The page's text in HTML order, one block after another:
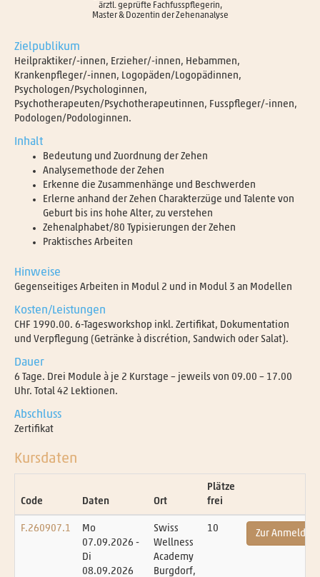
ärztl. geprüfte Fachfusspflegerin,
Master & Dozentin der Zehenanalyse
Zielpublikum
Heilpraktiker/-innen, Erzieher/-innen, Hebammen,
Krankenpfleger/-innen, Logopäden/Logopädinnen,
Psychologen/Psychologinnen,
Psychotherapeuten/Psychotherapeutinnen, Fusspfleger/-innen,
Podologen/Podologinnen.
Inhalt
Bedeutung und Zuordnung der Zehen
Analysemethode der Zehen
Erkenne die Zusammenhänge und Beschwerden
Erlerne anhand der Zehen Charakterzüge und Talente von
Geburt bis ins hohe Alter, zu verstehen
Zehenalphabet/80 Typisierungen der Zehen
Praktisches Arbeiten
Hinweise
Gegenseitiges Arbeiten in Modul 2 und in Modul 3 an Modellen
Kosten/Leistungen
CHF 1990.00. 6-Tagesworkshop inkl. Zertifikat, Dokumentation
und Verpflegung (Getränke à discrétion, Sandwich oder Salat).
Dauer
6 Tage. Drei Module à je 2 Kurstage – jeweils von 09.00 – 17.00
Uhr. Total 42 Lektionen.
Abschluss
Zertifikat
Kursdaten
Code Daten Ort
Plätze
frei
F.260907.1
Mo
07.09.2026 -
Di
08.09.2026
Swiss
Wellness
Academy
Burgdorf,
10 Zur